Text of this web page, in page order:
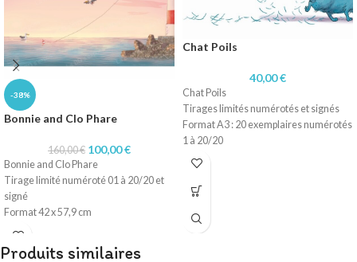
-38%
Bonnie and Clo Phare
160,00€ 100,00€
Bonnie and Clo Phare
Tirage limité numéroté 01 à 20/20 et
signé
Format 42 x 57,9 cm
Technique dessin numérique
Impression sur papier 200 gr
Chat Poils
40,00€
Chat Poils
Tirages limités numérotés et signés
Format A3 : 20 exemplaires numérotés
1 à 20/20
Technique dessin numérique
Produits similaires